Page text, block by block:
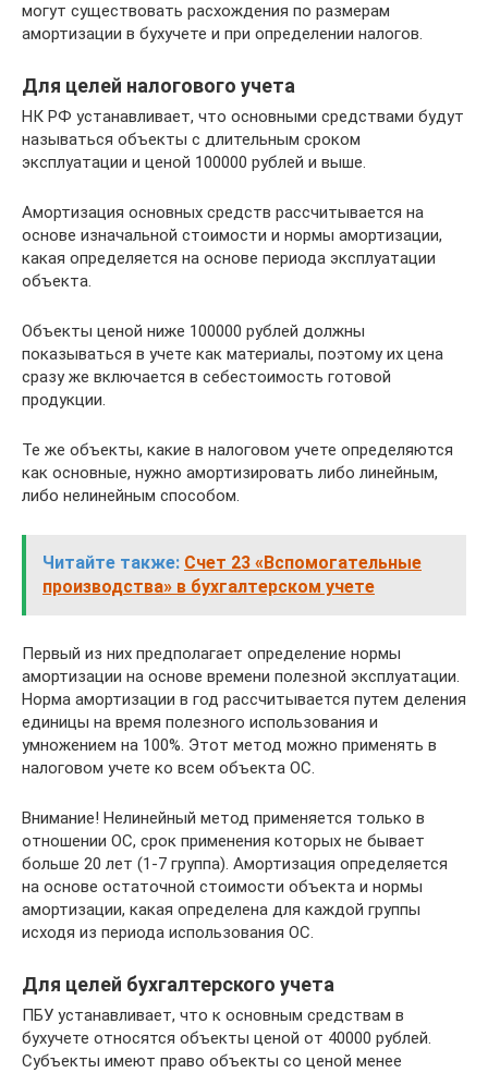
могут существовать расхождения по размерам
амортизации в бухучете и при определении налогов.
Для целей налогового учета
НК РФ устанавливает, что основными средствами будут
называться объекты с длительным сроком
эксплуатации и ценой 100000 рублей и выше.
Амортизация основных средств рассчитывается на
основе изначальной стоимости и нормы амортизации,
какая определяется на основе периода эксплуатации
объекта.
Объекты ценой ниже 100000 рублей должны
показываться в учете как материалы, поэтому их цена
сразу же включается в себестоимость готовой
продукции.
Те же объекты, какие в налоговом учете определяются
как основные, нужно амортизировать либо линейным,
либо нелинейным способом.
Читайте также: Счет 23 «Вспомогательные
производства» в бухгалтерском учете
Первый из них предполагает определение нормы
амортизации на основе времени полезной эксплуатации.
Норма амортизации в год рассчитывается путем деления
единицы на время полезного использования и
умножением на 100%. Этот метод можно применять в
налоговом учете ко всем объекта ОС.
Внимание! Нелинейный метод применяется только в
отношении ОС, срок применения которых не бывает
больше 20 лет (1-7 группа). Амортизация определяется
на основе остаточной стоимости объекта и нормы
амортизации, какая определена для каждой группы
исходя из периода использования ОС.
Для целей бухгалтерского учета
ПБУ устанавливает, что к основным средствам в
бухучете относятся объекты ценой от 40000 рублей.
Субъекты имеют право объекты со ценой менее